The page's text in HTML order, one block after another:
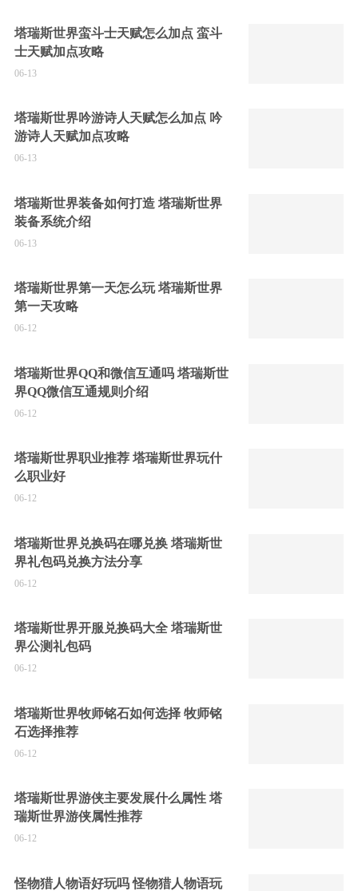
塔瑞斯世界蛮斗士天赋怎么加点 蛮斗
士天赋加点攻略
06-13
塔瑞斯世界吟游诗人天赋怎么加点 吟
游诗人天赋加点攻略
06-13
塔瑞斯世界装备如何打造 塔瑞斯世界
装备系统介绍
06-13
塔瑞斯世界第一天怎么玩 塔瑞斯世界
第一天攻略
06-12
塔瑞斯世界QQ和微信互通吗 塔瑞斯世
界QQ微信互通规则介绍
06-12
塔瑞斯世界职业推荐 塔瑞斯世界玩什
么职业好
06-12
塔瑞斯世界兑换码在哪兑换 塔瑞斯世
界礼包码兑换方法分享
06-12
塔瑞斯世界开服兑换码大全 塔瑞斯世
界公测礼包码
06-12
塔瑞斯世界牧师铭石如何选择 牧师铭
石选择推荐
06-12
塔瑞斯世界游侠主要发展什么属性 塔
瑞斯世界游侠属性推荐
06-12
怪物猎人物语好玩吗 怪物猎人物语玩